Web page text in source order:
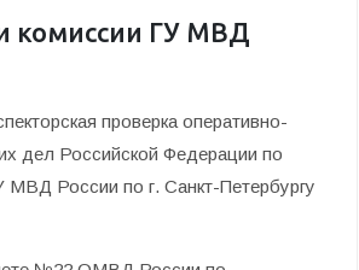
комиссии ГУ МВД
проверка оперативно-
дел Российской Федерации по
МВД России по г. Санкт-Петербургу